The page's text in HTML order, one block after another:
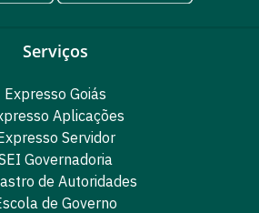
Serviços
Expresso Goiás
Aplicações
Servidor
Governadoria
de Autoridades
de Governo